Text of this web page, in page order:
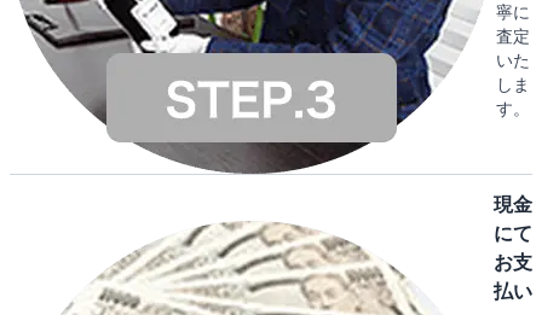
寧に
査定
いた
しま
す。
現金
にて
お支
払い